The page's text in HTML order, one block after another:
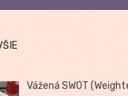
Vážená SWOT